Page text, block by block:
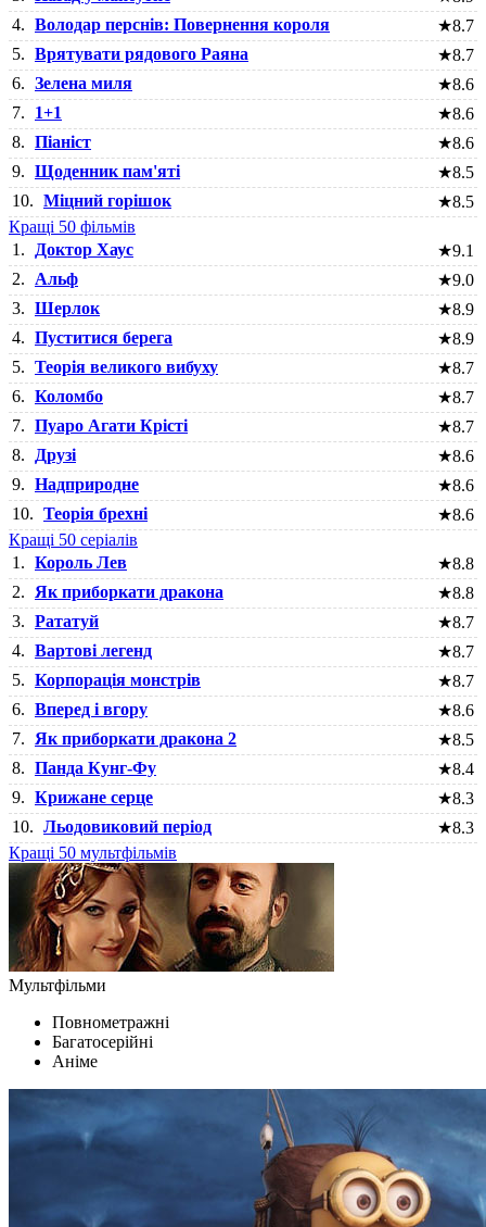
4. Володар перснів: Повернення короля ★8.7
5. Врятувати рядового Раяна ★8.7
6. Зелена миля ★8.6
7.
1+1 ★8.6
8. Піаніст ★8.6
9. Щоденник пам'яті ★8.5
10. Міцний горішок ★8.5
Кращі 50 фільмів
1.
Доктор Хаус ★9.1
2.
Альф ★9.0
3. Шерлок ★8.9
4. Пуститися берега ★8.9
5. Теорія великого вибуху ★8.7
6. Коломбо ★8.7
7. Пуаро Агати Крісті ★8.7
8.
Друзі ★8.6
9. Надприродне ★8.6
10. Теорія брехні ★8.6
Кращі 50 серіалів
1. Король Лев ★8.8
2.
Як приборкати дракона ★8.8
3. Рататуй ★8.7
4. Вартові легенд ★8.7
5. Корпорація монстрів ★8.7
6. Вперед і вгору ★8.6
7.
Як приборкати дракона 2 ★8.5
8. Панда Кунг-Фу ★8.4
9. Крижане серце ★8.3
10. Льодовиковий період ★8.3
Кращі 50 мультфільмів
Мультфільми
Повнометражні
Багатосерійні
Аніме